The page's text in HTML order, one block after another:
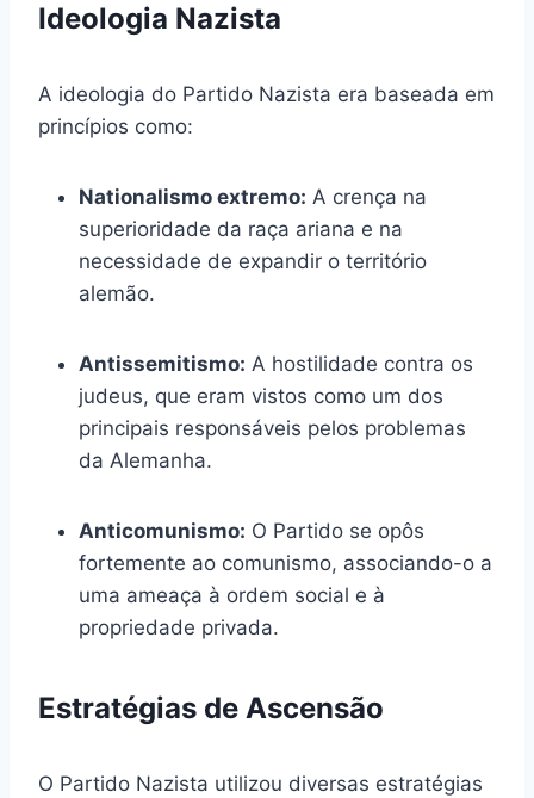
Ideologia Nazista
A ideologia do Partido Nazista era baseada em
princípios como:
Nationalismo extremo: A crença na
superioridade da raça ariana e na
necessidade de expandir o território
alemão.
Antissemitismo: A hostilidade contra os
judeus, que eram vistos como um dos
principais responsáveis pelos problemas
da Alemanha.
Anticomunismo: O Partido se opôs
fortemente ao comunismo, associando-o a
uma ameaça à ordem social e à
propriedade privada.
Estratégias de Ascensão
O Partido Nazista utilizou diversas estratégias